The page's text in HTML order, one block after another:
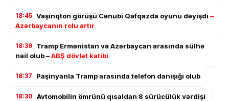
18:45 Vaşinqton görüşü Cənubi Qafqazda oyunu dəyişdi –
Azərbaycanın rolu artır
18:39 Tramp Ermənistan və Azərbaycan arasında sülhə
nail olub –ABŞ dövlət katibi
18:37 Paşinyanla Tramp arasında telefon danışığı olub
18:30 Avtomobilin ömrünü qısaldan 8 sürücülük vərdişi